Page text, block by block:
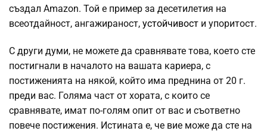
създал Amazon. Той е пример за десетилетия на
всеотдайност, ангажираност, устойчивост и упоритост.
С други думи, не можете да сравнявате това, което сте
постигнали в началото на вашата кариера, с
постиженията на някой, който има преднина от 20 г.
преди вас. Голяма част от хората, с които се
сравнявате, имат по-голям опит от вас и съответно
повече постижения. Истината е, че вие може да сте на